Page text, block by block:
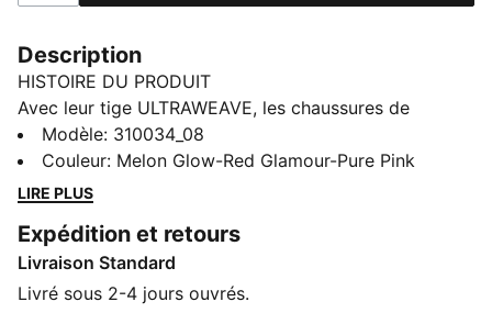
Description
HISTOIRE DU PRODUIT
Avec leur tige ULTRAWEAVE, les chaussures de
running Deviate NITRO™ Elite sont conçues pour
repousser ses limites et franchir de nouvelles
distances. L’amorti NITROFOAM™ ELITE est
accélérations explosives et le caoutchouc PUMAGRIP
ATR promet une adhérence infaillible. Découvre le
mélange ultime de performance et d’innovation avec
Modèle: 310034_08
Couleur: Melon Glow-Red Glamour-Pure Pink
LIRE PLUS
Expédition et retours
Livraison Standard
Livré sous 2-4 jours ouvrés.